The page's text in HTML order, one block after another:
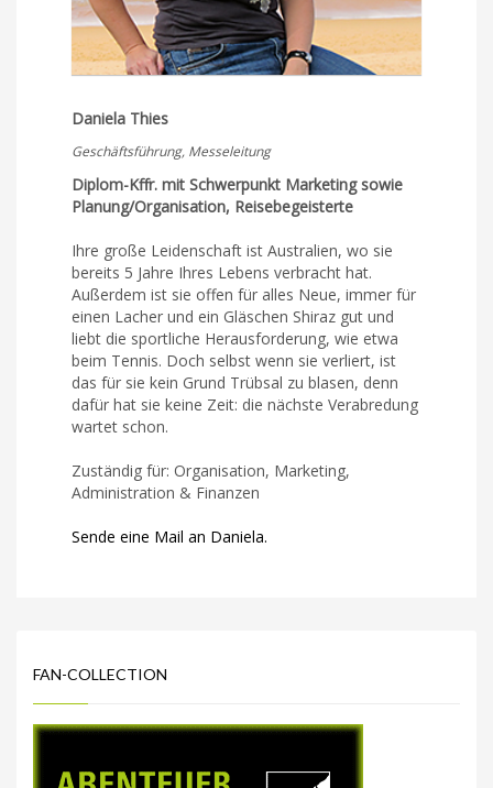
Daniela Thies
Geschäftsführung, Messeleitung
Diplom-Kffr. mit Schwerpunkt Marketing sowie
Planung/Organisation, Reisebegeisterte
Ihre große Leidenschaft ist Australien, wo sie
bereits 5 Jahre Ihres Lebens verbracht hat.
Außerdem ist sie offen für alles Neue, immer für
einen Lacher und ein Gläschen Shiraz gut und
liebt die sportliche Herausforderung, wie etwa
beim Tennis. Doch selbst wenn sie verliert, ist
das für sie kein Grund Trübsal zu blasen, denn
dafür hat sie keine Zeit: die nächste Verabredung
wartet schon.
Zuständig für: Organisation, Marketing,
Administration & Finanzen
Sende eine Mail an Daniela.
FAN-COLLECTION